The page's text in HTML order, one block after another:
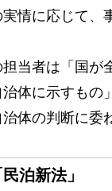
情に応じて、
当者は「国が
治体に示すもの
体の判断に委
泊新法」